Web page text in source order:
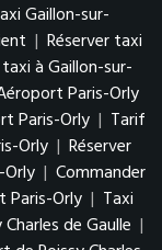
Gaillon-sur-
| Réserver taxi
à Gaillon-sur-
Paris-Orly
Paris-Orly | Tarif
Orly | Réserver
| Commander
Orly | Taxi
de Gaulle |